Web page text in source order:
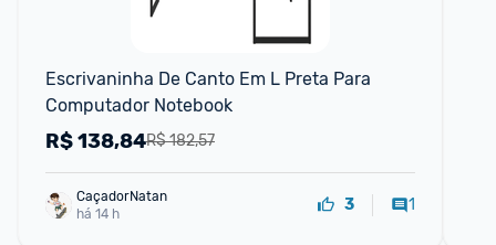
Escrivaninha De Canto Em L Preta Para
Computador Notebook
R$ 182,57
R$138,84
CaçadorNatan
há 14 h
3 1